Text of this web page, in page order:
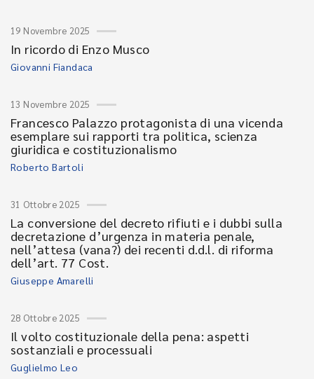
19 Novembre 2025
In ricordo di Enzo Musco
Giovanni Fiandaca
13 Novembre 2025
Francesco Palazzo protagonista di una vicenda
esemplare sui rapporti tra politica, scienza
giuridica e costituzionalismo
Roberto Bartoli
31 Ottobre 2025
La conversione del decreto rifiuti e i dubbi sulla
decretazione d’urgenza in materia penale,
nell’attesa (vana?) dei recenti d.d.l. di riforma
dell’art. 77 Cost.
Giuseppe Amarelli
28 Ottobre 2025
Il volto costituzionale della pena: aspetti
sostanziali e processuali
Guglielmo Leo